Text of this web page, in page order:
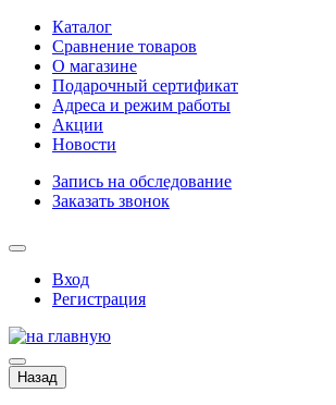
Каталог
Сравнение товаров
О магазине
Подарочный сертификат
Адреса и режим работы
Акции
Новости
Запись на обследование
Заказать звонок
Вход
Регистрация
Назад